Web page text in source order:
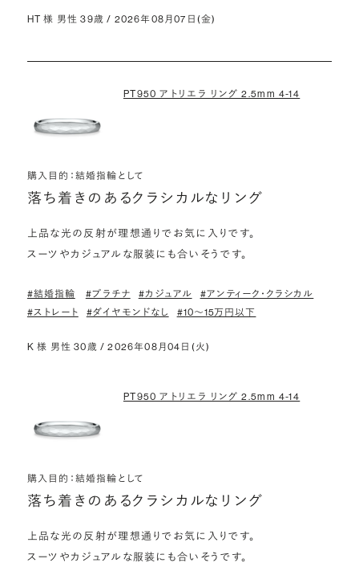
HT 様 男性 39歳 / 2026年08月07日(金)
PT950 アトリエラ リング 2.5mm 4-14
購入目的：結婚指輪として
落ち着きのあるクラシカルなリング
上品な光の反射が理想通りでお気に入りです。
スーツやカジュアルな服装にも合いそうです。
#結婚指輪 #プラチナ #カジュアル
#アンティーク・クラシカル
#ストレート
#ダイヤモンドなし #10〜15万円以下
K 様 男性 30歳 / 2026年08月04日(火)
PT950 アトリエラ リング 2.5mm 4-14
購入目的：結婚指輪として
落ち着きのあるクラシカルなリング
上品な光の反射が理想通りでお気に入りです。
スーツやカジュアルな服装にも合いそうです。